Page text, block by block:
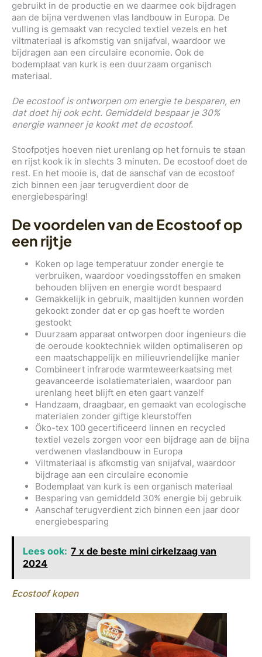
gebruikt in de productie en we daarmee ook bijdragen
aan de bijna verdwenen vlas landbouw in Europa. De
vulling is gemaakt van recycled textiel vezels en het
viltmateriaal is afkomstig van snijafval, waardoor we
bijdragen aan een circulaire economie. Ook de
bodemplaat van kurk is een duurzaam organisch
materiaal.
De ecostoof is ontworpen om energie te besparen, en
dat doet hij ook echt. Gemiddeld bespaar je 30%
energie wanneer je kookt met de ecostoof.
Stoofpotjes hoeven niet urenlang op het fornuis te staan
en rijst kook ik in slechts 3 minuten. De ecostoof doet de
rest. En het mooie is, dat de aanschaf van de ecostoof
zich binnen een jaar terugverdient door de
energiebesparing!
De voordelen van de Ecostoof op
een rijtje
Koken op lage temperatuur zonder energie te
verbruiken, waardoor voedingsstoffen en smaken
behouden blijven en energie wordt bespaard
Gemakkelijk in gebruik, maaltijden kunnen worden
gekookt zonder dat er op gas hoeft te worden
gestookt
Duurzaam apparaat ontworpen door ingenieurs die
de oeroude kooktechniek wilden optimaliseren op
een maatschappelijk en milieuvriendelijke manier
Combineert infrarode warmteweerkaatsing met
geavanceerde isolatiematerialen, waardoor pan
urenlang heet blijft en eten gaart vanzelf
Handzaam, draagbaar, en gemaakt van ecologische
materialen zonder giftige kleurstoffen
Öko-tex 100 gecertificeerd linnen en recycled
textiel vezels zorgen voor een bijdrage aan de bijna
verdwenen vlaslandbouw in Europa
Viltmateriaal is afkomstig van snijafval, waardoor
bijdrage aan een circulaire economie
Bodemplaat van kurk is een organisch materiaal
Besparing van gemiddeld 30% energie bij gebruik
Aanschaf terugverdient zich binnen een jaar door
energiebesparing
Lees ook: 7 x de beste mini cirkelzaag van
2024
Ecostoof kopen